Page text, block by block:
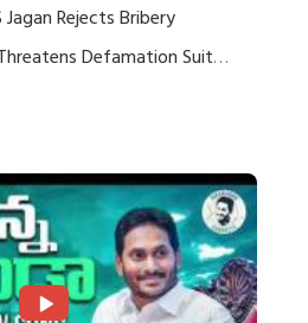
Jagan Rejects Bribery
Defamation Suit